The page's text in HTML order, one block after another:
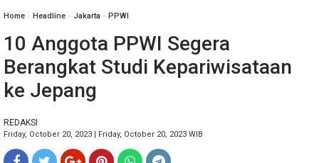
Home » Headline » Jakarta » PPWI
10 Anggota PPWI Segera
Berangkat Studi Kepariwisataan
ke Jepang
REDAKSI
Friday, October 20, 2023 | Friday, October 20, 2023 WIB